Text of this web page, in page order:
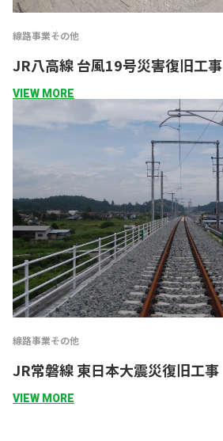
線路事業その他
JR八高線 台風19号災害復旧工事
VIEW MORE
線路事業その他
JR常磐線 東日本大震災復旧工事
VIEW MORE